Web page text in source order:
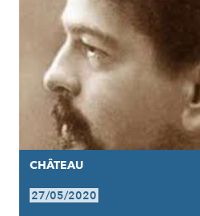
CHÂTEAU
27/05/2020